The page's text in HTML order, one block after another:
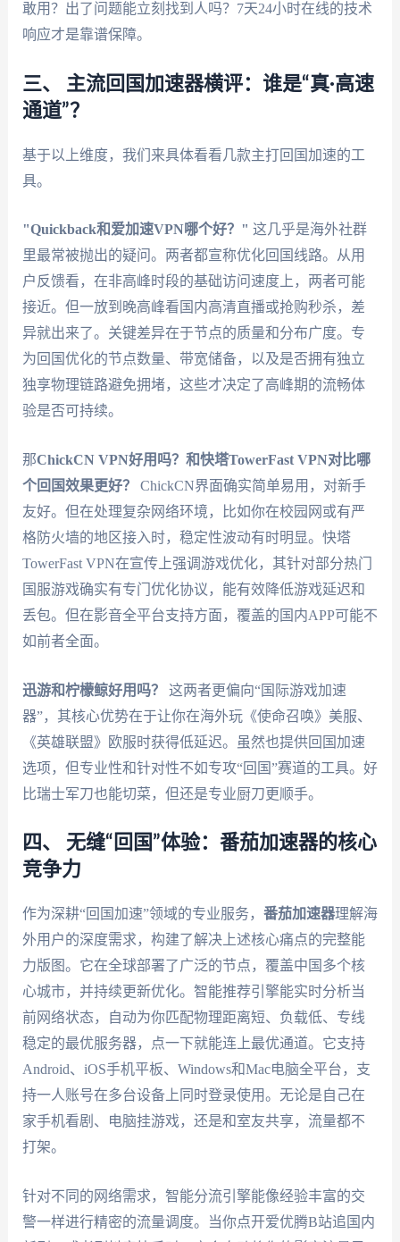
敢用？出了问题能立刻找到人吗？7天24小时在线的技术
响应才是靠谱保障。
三、 主流回国加速器横评：谁是“真·高速
通道”？
基于以上维度，我们来具体看看几款主打回国加速的工
具。
"Quickback和爱加速VPN哪个好？" 这几乎是海外社群
里最常被抛出的疑问。两者都宣称优化回国线路。从用
户反馈看，在非高峰时段的基础访问速度上，两者可能
接近。但一放到晚高峰看国内高清直播或抢购秒杀，差
异就出来了。关键差异在于节点的质量和分布广度。专
为回国优化的节点数量、带宽储备，以及是否拥有独立
独享物理链路避免拥堵，这些才决定了高峰期的流畅体
验是否可持续。
那ChickCN VPN好用吗？和快塔TowerFast VPN对比哪
个回国效果更好？
ChickCN界面确实简单易用，对新手
友好。但在处理复杂网络环境，比如你在校园网或有严
格防火墙的地区接入时，稳定性波动有时明显。快塔
TowerFast VPN在宣传上强调游戏优化，其针对部分热门
国服游戏确实有专门优化协议，能有效降低游戏延迟和
丢包。但在影音全平台支持方面，覆盖的国内APP可能不
如前者全面。
迅游和柠檬鲸好用吗？
这两者更偏向“国际游戏加速
器”，其核心优势在于让你在海外玩《使命召唤》美服、
《英雄联盟》欧服时获得低延迟。虽然也提供回国加速
选项，但专业性和针对性不如专攻“回国”赛道的工具。好
比瑞士军刀也能切菜，但还是专业厨刀更顺手。
四、 无缝“回国”体验：番茄加速器的核心
竞争力
作为深耕“回国加速”领域的专业服务， 番茄加速器理解海
外用户的深度需求，构建了解决上述核心痛点的完整能
力版图。它在全球部署了广泛的节点，覆盖中国多个核
心城市，并持续更新优化。智能推荐引擎能实时分析当
前网络状态，自动为你匹配物理距离短、负载低、专线
稳定的最优服务器，点一下就能连上最优通道。它支持
Android、iOS手机平板、Windows和Mac电脑全平台，支
持一人账号在多台设备上同时登录使用。无论是自己在
家手机看剧、电脑挂游戏，还是和室友共享，流量都不
打架。
针对不同的网络需求，智能分流引擎能像经验丰富的交
警一样进行精密的流量调度。当你点开爱优腾B站追国内